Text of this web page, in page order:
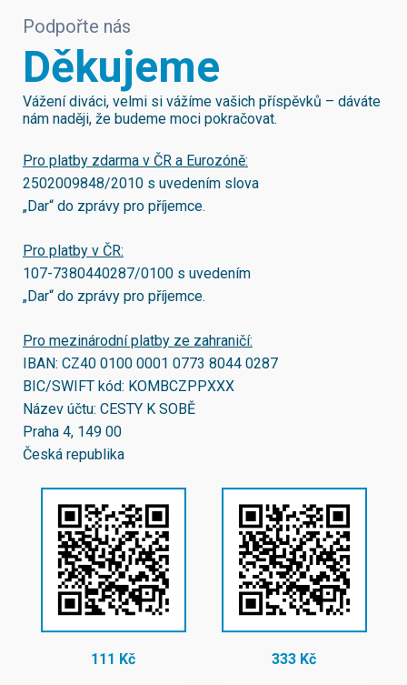
Podpořte nás
Děkujeme
Vážení diváci, velmi si vážíme vašich příspěvků – dáváte
nám naději, že budeme moci pokračovat.
Pro platby zdarma v ČR a Eurozóně:
2502009848/2010 s uvedením slova
„Dar“ do zprávy pro příjemce.
Pro platby v ČR:
107-7380440287/0100 s uvedením
„Dar“ do zprávy pro příjemce.
Pro mezinárodní platby ze zahraničí:
IBAN: CZ40 0100 0001 0773 8044 0287
BIC/SWIFT kód: KOMBCZPPXXX
Název účtu: CESTY K SOBĚ
Praha 4, 149 00
Česká republika
111 Kč 333 Kč